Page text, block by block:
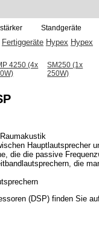
Standgeräte
Fertiggeräte Hypex Hypex
4250 (4x
SM250 (1x
250W)
Hauptlautsprecher
die die passive
die
(DSP) finden Sie